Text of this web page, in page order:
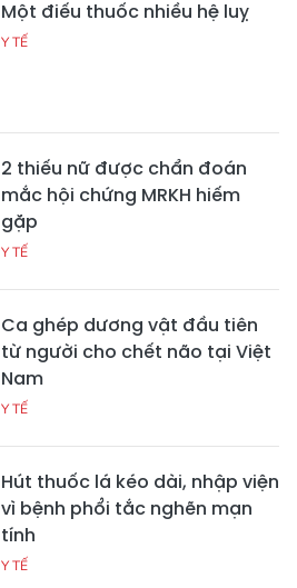
Một điếu thuốc nhiều hệ luỵ
Y TẾ
2 thiếu nữ được chẩn đoán
mắc hội chứng MRKH hiếm
gặp
Y TẾ
Ca ghép dương vật đầu tiên
từ người cho chết não tại Việt
Nam
Y TẾ
Hút thuốc lá kéo dài, nhập viện
vì bệnh phổi tắc nghẽn mạn
tính
Y TẾ